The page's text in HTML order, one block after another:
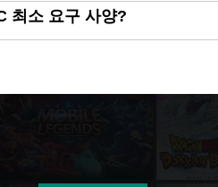
최소 요구 사양?